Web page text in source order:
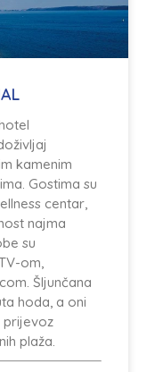
kamenim
Gostima su
centar,
najma
su
om,
Šljunčana
hoda, a oni
prijevoz
plaža.